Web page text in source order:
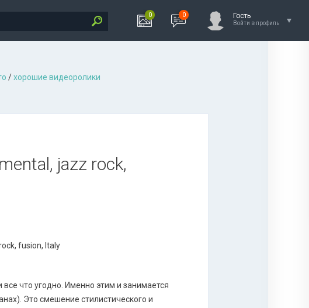
0 0 Гость
Войти в профиль
/хорошие видеоролики
jazz rock,
что угодно. Именно этим и занимается
Это смешение стилистического и